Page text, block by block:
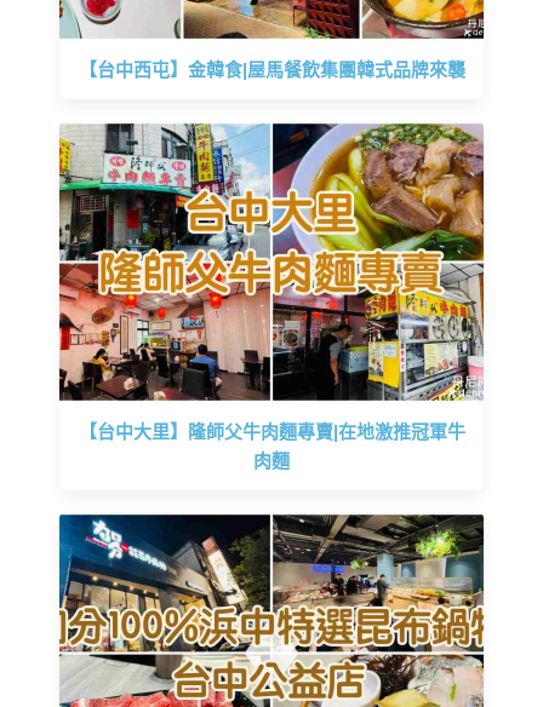
【台中西屯】金韓食|屋馬餐飲集團韓式品牌來襲
【台中大里】隆師父牛肉麵專賣|在地激推冠軍牛
肉麵